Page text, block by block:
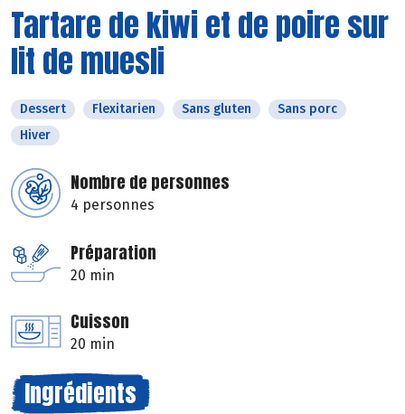
Tartare de kiwi et de poire sur
lit de muesli
Dessert Flexitarien Sans gluten
Sans porc
Hiver
Nombre de personnes
4 personnes
Préparation
20 min
Cuisson
20 min
Ingrédients